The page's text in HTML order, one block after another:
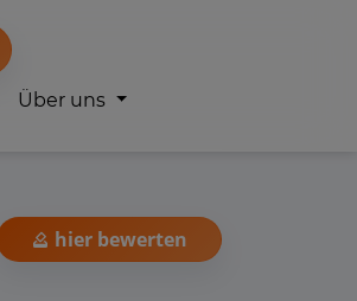
Über uns
hier bewerten